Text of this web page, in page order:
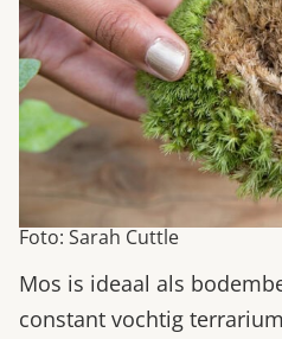
Foto: Sarah Cuttle
Mos is ideaal als
constant vochtig